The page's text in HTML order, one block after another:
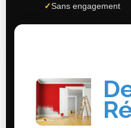
✓Sans engagement